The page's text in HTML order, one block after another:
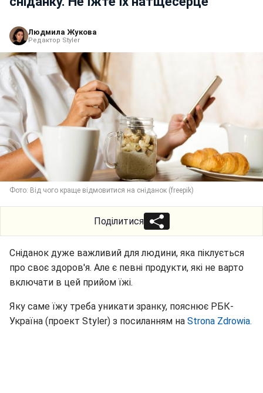
Людмила Жукова
Редактор Styler
Фото: Від чого краще відмовитися на сніданок (freepik)
Поділитися
Сніданок дуже важливий для людини, яка піклується
про своє здоров'я. Але є певні продукти, які не варто
включати в цей прийом їжі.
Яку саме їжу треба уникати зранку, пояснює РБК-
Україна (проект Styler) з посиланням на Strona Zdrowia.